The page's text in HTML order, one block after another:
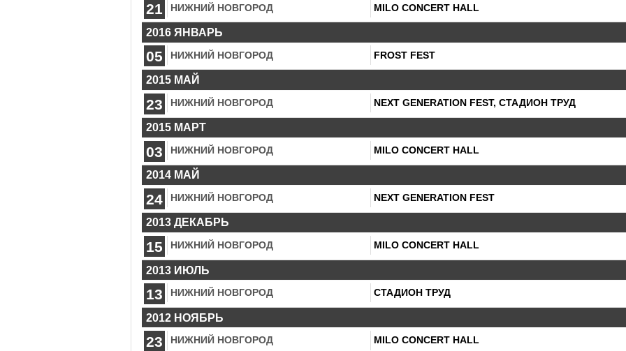
21 НИЖНИЙ НОВГОРОД MILO CONCERT HALL
2016 ЯНВАРЬ
05 НИЖНИЙ НОВГОРОД FROST FEST
2015 МАЙ
23 НИЖНИЙ НОВГОРОД NEXT GENERATION FEST, СТАДИОН ТРУД
2015 МАРТ
03 НИЖНИЙ НОВГОРОД MILO CONCERT HALL
2014 МАЙ
24 НИЖНИЙ НОВГОРОД NEXT GENERATION FEST
2013 ДЕКАБРЬ
15 НИЖНИЙ НОВГОРОД MILO CONCERT HALL
2013 ИЮЛЬ
13 НИЖНИЙ НОВГОРОД СТАДИОН ТРУД
2012 НОЯБРЬ
23 НИЖНИЙ НОВГОРОД MILO CONCERT HALL